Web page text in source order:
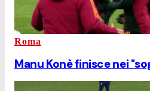
Roma
Manu Konè finisce nei